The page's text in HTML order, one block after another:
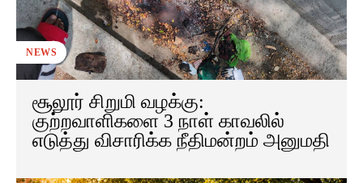
NEWS
சூலூர் சிறுமி வழக்கு:
குற்றவாளிகளை 3 நாள் காவலில்
எடுத்து விசாரிக்க நீதிமன்றம் அனுமதி